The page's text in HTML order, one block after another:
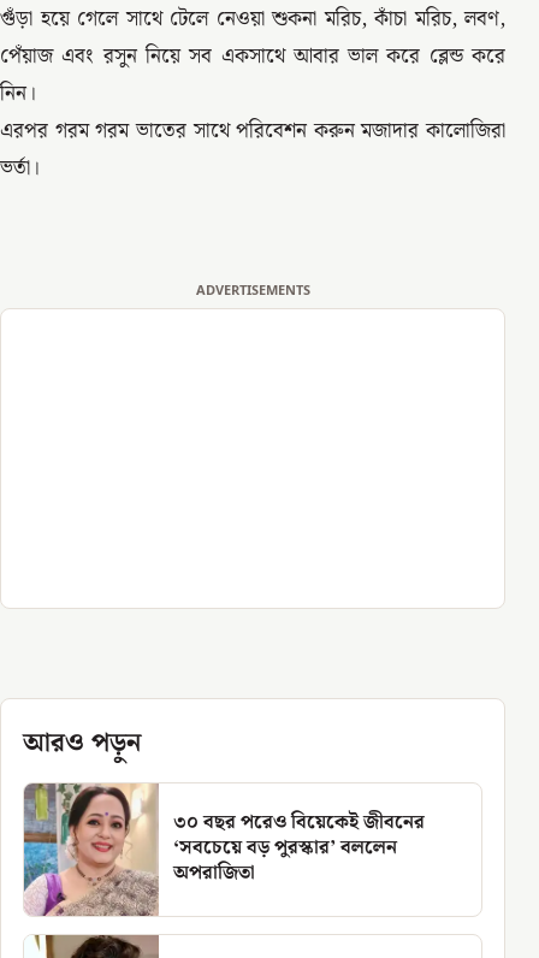
গুঁড়া হয়ে গেলে সাথে টেলে নেওয়া শুকনা মরিচ, কাঁচা মরিচ, লবণ,
পেঁয়াজ এবং রসুন নিয়ে সব একসাথে আবার ভাল করে ব্লেন্ড করে
নিন।
এরপর গরম গরম ভাতের সাথে পরিবেশন করুন মজাদার কালোজিরা
ভর্তা।
ADVERTISEMENTS
আরও পড়ুন
৩০ বছর পরেও বিয়েকেই জীবনের
‘সবচেয়ে বড় পুরস্কার’ বললেন
অপরাজিতা